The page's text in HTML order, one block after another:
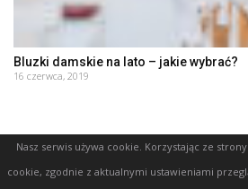
Bluzki damskie na lato – jakie wybrać?
16 czerwca, 2019
Nasz serwis używa cookie. Korzystając ze
cookie, zgodnie z aktualnymi ustawieniami